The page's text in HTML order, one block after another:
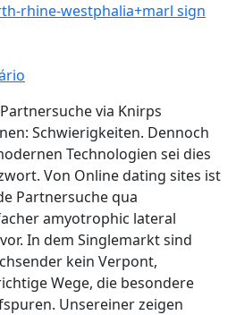
rhine-westphalia+marl sign
via Knirps
Schwierigkeiten. Dennoch
Technologien sei dies
Von Online dating sites ist
Partnersuche qua
amyotrophic lateral
In dem Singlemarkt sind
kein Verpont,
Wege, die besondere
Unsereiner zeigen